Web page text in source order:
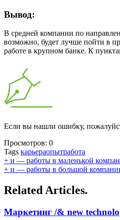
Вывод:
В средней компании по
возможно, будет лучше пойти в
работе в крупном банке. К
Если вы нашли ошибку,
Просмотров: 0
Tags карьераопытработа
+ и — работы в маленькой
+ и — работы в большой
Related Articles.
Маркетинг /& new